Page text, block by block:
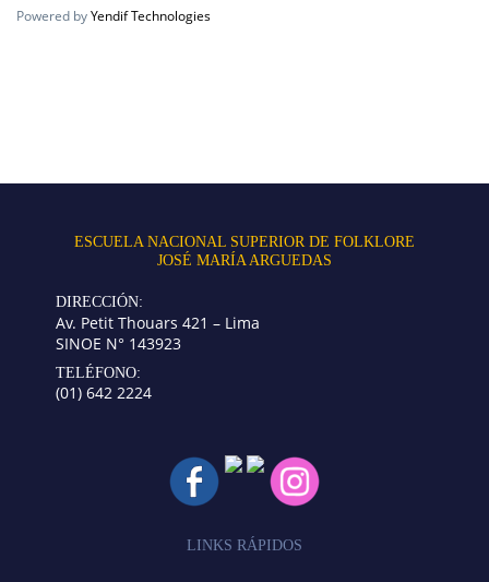
Powered byYendif Technologies
ESCUELA NACIONAL SUPERIOR DE FOLKLORE
JOSÉ MARÍA ARGUEDAS
DIRECCIÓN:
Av. Petit Thouars 421 – Lima
SINOE N° 143923
TELÉFONO:
(01) 642 2224
LINKS RÁPIDOS